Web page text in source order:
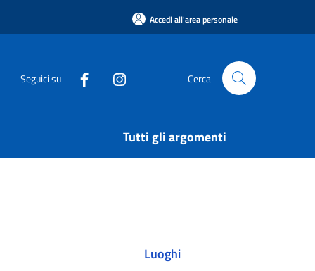
Accedi all'area personale
Seguici su Cerca
Tutti gli argomenti
Luoghi